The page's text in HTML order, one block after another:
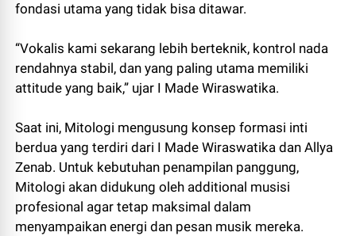
fondasi utama yang tidak bisa ditawar.
“Vokalis kami sekarang lebih berteknik, kontrol nada
rendahnya stabil, dan yang paling utama memiliki
attitude yang baik,” ujar I Made Wiraswatika.
Saat ini, Mitologi mengusung konsep formasi inti
berdua yang terdiri dari I Made Wiraswatika dan Allya
Zenab. Untuk kebutuhan penampilan panggung,
Mitologi akan didukung oleh additional musisi
profesional agar tetap maksimal dalam
menyampaikan energi dan pesan musik mereka.